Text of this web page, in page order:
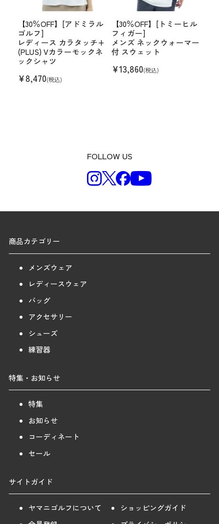
【30％OFF】[アドミラル
ゴルフ]
レディース カラタッチ+
(PLUS) Vカラーモックネ
ックシャツ
¥8,470(税込)
【30％OFF】[トミーヒル
フィガー]
メンズ ネックウォーマー
付 スウェット
¥13,860(税込)
FOLLOW US
商品カテゴリー
メンズウェア
レディースウェア
バッグ
アクセサリー
シューズ
練習器
特集・お知らせ
特集
お知らせ
コーディネート
セール
サイトガイド
ヤマニゴルフについて
ショッピングガイド